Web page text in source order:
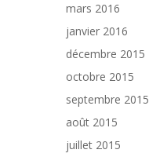
mars 2016
janvier 2016
décembre 2015
octobre 2015
septembre 2015
août 2015
juillet 2015